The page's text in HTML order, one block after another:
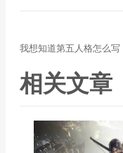
我想知道第五人格怎么写
相关文章